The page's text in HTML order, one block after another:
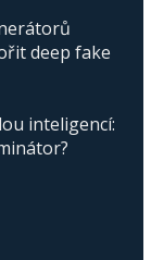
deep fake
inteligencí: